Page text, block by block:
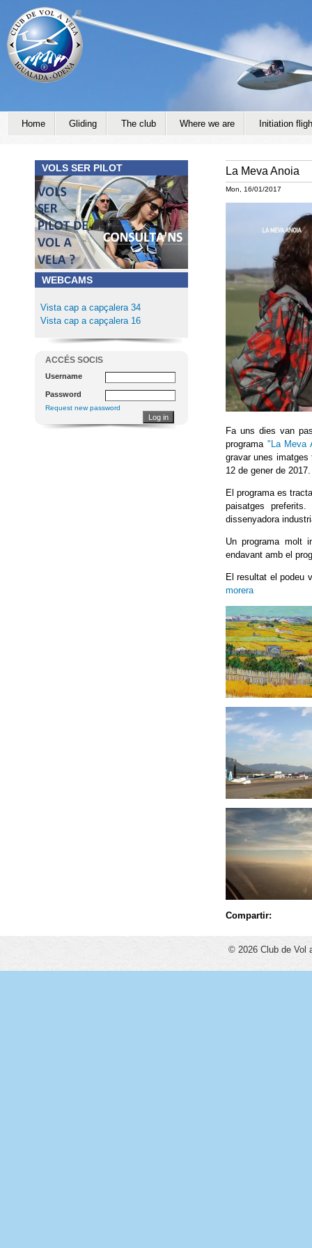
La Meva Anoia
Mon, 16/01/2017
Fa uns dies van
programa "La Meva
gravar unes
12 de gener de 2017.
El programa es
paisatges
dissenyadora
Un programa molt
endavant amb el
El resultat el podeu
morera
Compartir:
Home Gliding The club Where we are Initiation
VOLS SER PILOT
WEBCAMS
Vista cap a capçalera 34
Vista cap a capçalera 16
ACCÉS SOCIS
Username
Password
Request new password
© 2026 Club de Vol